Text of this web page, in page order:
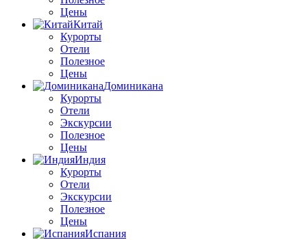
Цены
Китай
Курорты
Отели
Полезное
Цены
Доминикана
Курорты
Отели
Экскурсии
Полезное
Цены
Индия
Курорты
Отели
Экскурсии
Полезное
Цены
Испания